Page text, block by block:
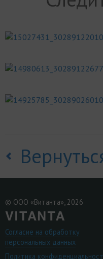
© ООО «Витанта», 2026
Согласие на обработку
персональных данных
Политика